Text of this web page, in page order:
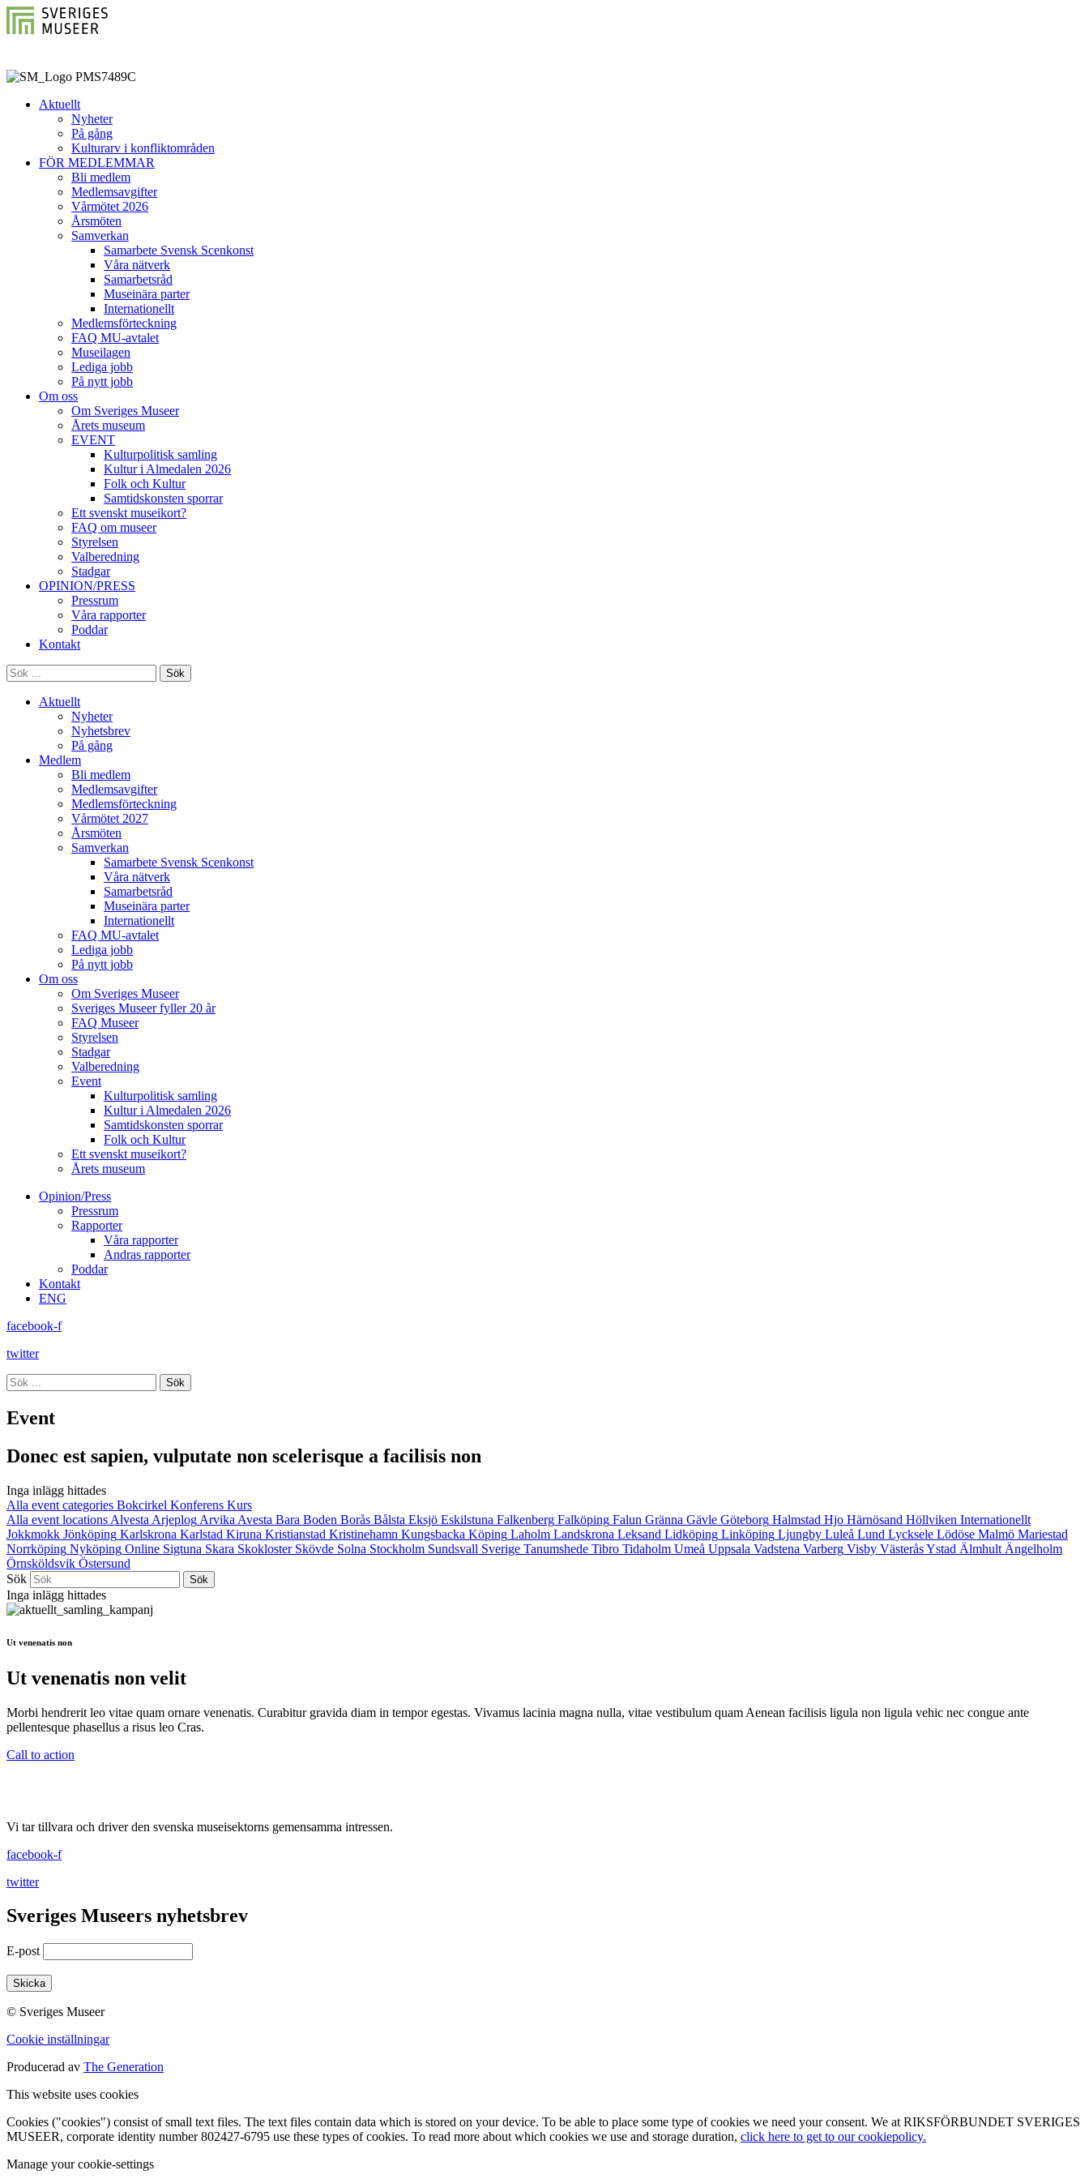
Aktuellt
Nyheter
På gång
Kulturarv i konfliktområden
FÖR MEDLEMMAR
Bli medlem
Medlemsavgifter
Vårmötet 2026
Årsmöten
Samverkan
Samarbete Svensk Scenkonst
Våra nätverk
Samarbetsråd
Museinära parter
Internationellt
Medlemsförteckning
FAQ MU-avtalet
Museilagen
Lediga jobb
På nytt jobb
Om oss
Om Sveriges Museer
Årets museum
EVENT
Kulturpolitisk samling
Kultur i Almedalen 2026
Folk och Kultur
Samtidskonsten sporrar
Ett svenskt museikort?
FAQ om museer
Styrelsen
Valberedning
Stadgar
OPINION/PRESS
Pressrum
Våra rapporter
Poddar
Kontakt
Sök
Aktuellt
Nyheter
Nyhetsbrev
På gång
Medlem
Bli medlem
Medlemsavgifter
Medlemsförteckning
Vårmötet 2027
Årsmöten
Samverkan
Samarbete Svensk Scenkonst
Våra nätverk
Samarbetsråd
Museinära parter
Internationellt
FAQ MU-avtalet
Lediga jobb
På nytt jobb
Om oss
Om Sveriges Museer
Sveriges Museer fyller 20 år
FAQ Museer
Styrelsen
Stadgar
Valberedning
Event
Kulturpolitisk samling
Kultur i Almedalen 2026
Samtidskonsten sporrar
Folk och Kultur
Ett svenskt museikort?
Årets museum
Opinion/Press
Pressrum
Rapporter
Våra rapporter
Andras rapporter
Poddar
Kontakt
ENG
facebook-f
twitter
Sök
Event
Donec est sapien, vulputate non scelerisque a facilisis non
Inga inlägg hittades
Alla event categories Bokcirkel Konferens Kurs
Alla event locations Alvesta Arjeplog Arvika Avesta Bara Boden Borås Bålsta Eksjö Eskilstuna Falkenberg Falköping Falun Gränna Gävle Göteborg Halmstad Hjo Härnösand Höllviken Internationellt
Jokkmokk Jönköping Karlskrona Karlstad Kiruna Kristianstad Kristinehamn Kungsbacka Köping Laholm Landskrona Leksand Lidköping Linköping Ljungby Luleå Lund Lycksele Lödöse Malmö Mariestad
Norrköping Nyköping Online Sigtuna Skara Skokloster Skövde Solna Stockholm Sundsvall Sverige Tanumshede Tibro Tidaholm Umeå Uppsala Vadstena Varberg Visby VästeråsYstad Älmhult Ängelholm
Örnsköldsvik Östersund
Sök
Inga inlägg hittades
Ut venenatis non
Ut venenatis non velit
Morbi hendrerit leo vitae quam ornare venenatis. Curabitur gravida diam in tempor egestas. Vivamus lacinia magna nulla, vitae vestibulum quam Aenean facilisis ligula non ligula vehic nec congue ante
pellentesque phasellus a risus leo Cras.
Call to action
Vi tar tillvara och driver den svenska museisektorns gemensamma intressen.
facebook-f
twitter
Sveriges Museers nyhetsbrev
E-post
© Sveriges Museer
Cookie inställningar
Producerad av The Generation
This website uses cookies
Cookies ("cookies") consist of small text files. The text files contain data which is stored on your device. To be able to place some type of cookies we need your consent. We at RIKSFÖRBUNDET SVERIGES
MUSEER, corporate identity number 802427-6795 use these types of cookies. To read more about which cookies we use and storage duration, click here to get to our cookiepolicy.
Manage your cookie-settings